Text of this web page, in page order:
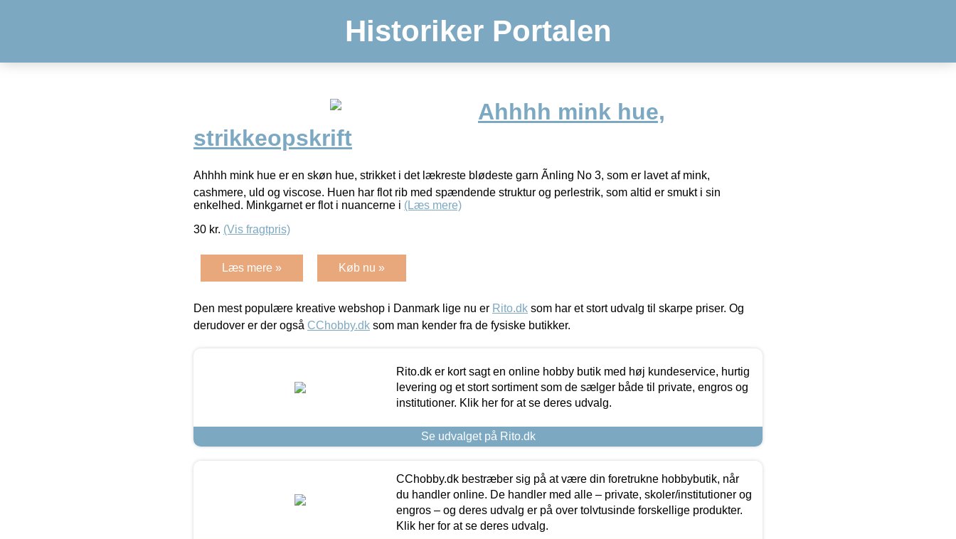
Historiker Portalen
Ahhhh mink hue,
strikkeopskrift
Ahhhh mink hue er en skøn hue, strikket i det lækreste blødeste garn Ãnling No 3, som er lavet af mink,
cashmere, uld og viscose. Huen har flot rib med spændende struktur og perlestrik, som altid er smukt i sin
enkelhed. Minkgarnet er flot i nuancerne i (Læs mere)
30 kr. (Vis fragtpris)
Læs mere » Køb nu »
Den mest populære kreative webshop i Danmark lige nu er Rito.dk som har et stort udvalg til skarpe priser. Og
derudover er der også CChobby.dk som man kender fra de fysiske butikker.
Rito.dk er kort sagt en online hobby butik med høj kundeservice, hurtig
levering og et stort sortiment som de sælger både til private, engros og
institutioner. Klik her for at se deres udvalg.
Se udvalget på Rito.dk
CChobby.dk bestræber sig på at være din foretrukne hobbybutik, når
du handler online. De handler med alle – private, skoler/institutioner og
engros – og deres udvalg er på over tolvtusinde forskellige produkter.
Klik her for at se deres udvalg.